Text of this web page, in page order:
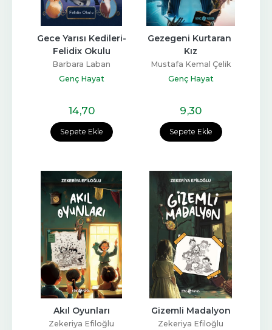
Sepete Ekle
Gece Yarısı Kedileri-
Felidix Okulu
Barbara Laban
Genç Hayat
14,70
Sepete Ekle
Gezegeni Kurtaran
Kız
Mustafa Kemal Çelik
Genç Hayat
9,30
Akıl Oyunları
Zekeriya Efiloğlu
Gizemli Madalyon
Zekeriya Efiloğlu